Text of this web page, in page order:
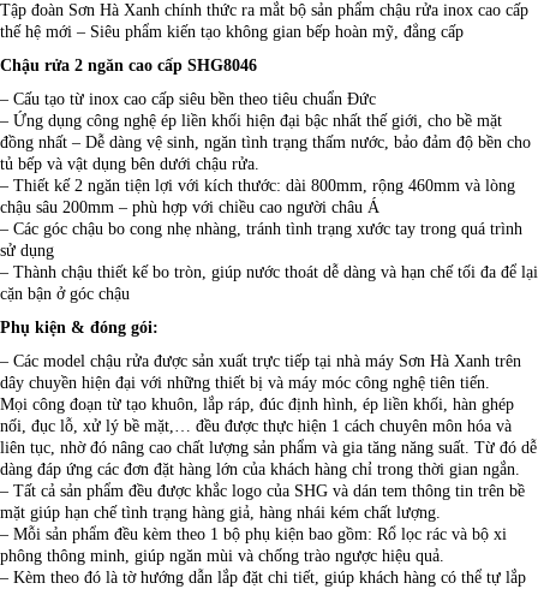
Tập đoàn Sơn Hà Xanh chính thức ra mắt bộ sản phẩm chậu rửa inox cao cấp
thế hệ mới – Siêu phẩm kiến tạo không gian bếp hoàn mỹ, đẳng cấp
Chậu rửa 2 ngăn cao cấp SHG8046
– Cấu tạo từ inox cao cấp siêu bền theo tiêu chuẩn Đức
– Ứng dụng công nghệ ép liền khối hiện đại bậc nhất thế giới, cho bề mặt
đồng nhất – Dễ dàng vệ sinh, ngăn tình trạng thấm nước, bảo đảm độ bền cho
tủ bếp và vật dụng bên dưới chậu rửa.
– Thiết kế 2 ngăn tiện lợi với kích thước: dài 800mm, rộng 460mm và lòng
chậu sâu 200mm – phù hợp với chiều cao người châu Á
– Các góc chậu bo cong nhẹ nhàng, tránh tình trạng xước tay trong quá trình
sử dụng
– Thành chậu thiết kế bo tròn, giúp nước thoát dễ dàng và hạn chế tối đa để lại
cặn bận ở góc chậu
Phụ kiện & đóng gói:
– Các model chậu rửa được sản xuất trực tiếp tại nhà máy Sơn Hà Xanh trên
dây chuyền hiện đại với những thiết bị và máy móc công nghệ tiên tiến.
Mọi công đoạn từ tạo khuôn, lắp ráp, đúc định hình, ép liền khối, hàn ghép
nối, đục lỗ, xử lý bề mặt,… đều được thực hiện 1 cách chuyên môn hóa và
liên tục, nhờ đó nâng cao chất lượng sản phẩm và gia tăng năng suất. Từ đó dễ
dàng đáp ứng các đơn đặt hàng lớn của khách hàng chỉ trong thời gian ngắn.
– Tất cả sản phẩm đều được khắc logo của SHG và dán tem thông tin trên bề
mặt giúp hạn chế tình trạng hàng giả, hàng nhái kém chất lượng.
– Mỗi sản phẩm đều kèm theo 1 bộ phụ kiện bao gồm: Rổ lọc rác và bộ xi
phông thông minh, giúp ngăn mùi và chống trào ngược hiệu quả.
– Kèm theo đó là tờ hướng dẫn lắp đặt chi tiết, giúp khách hàng có thể tự lắp